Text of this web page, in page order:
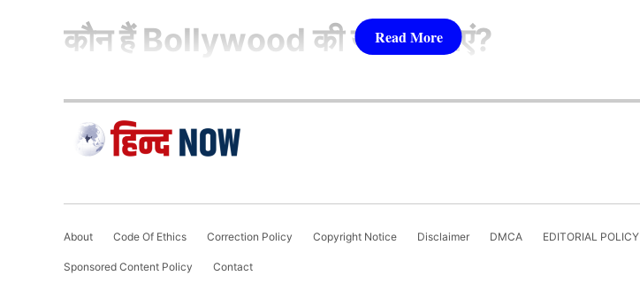
कौन हैंBollywood की यह हसीनाएं?
1.दीपिका पादुकोण ( Deepika Padukone)
फिल्मों में ‘कॉकटेल’, ‘छपाक’, ‘पठान’, ‘जवान’ और ‘कल्कि 2898 AD’ भी शामिल है.
About Code Of Ethics Correction Policy Copyright Notice Disclaimer DMCA EDITORIAL POLICY
Sponsored Content Policy Contact